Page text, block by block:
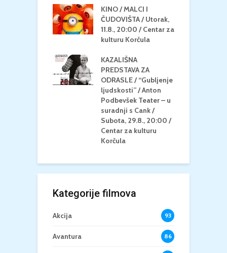
KINO / MALCI I
ČUDOVIŠTA / Utorak,
11.8., 20:00 / Centar za
kulturu Korčula
KAZALIŠNA
PREDSTAVA ZA
ODRASLE / “Gubljenje
ljudskosti” / Anton
Podbevšek Teater – u
suradnji s Cank /
Subota, 29.8., 20:00 /
Centar za kulturu
Korčula
Kategorije filmova
Akcija 93
Avantura 86